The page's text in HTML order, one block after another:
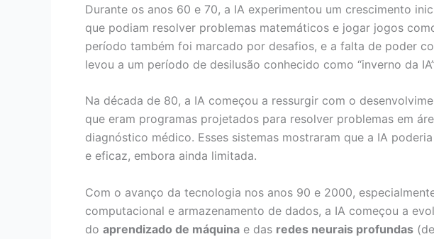
Durante os anos 60 e 70, a IA experimentou um crescimento
que podiam resolver problemas matemáticos e jogar jogos
período também foi marcado por desafios, e a falta de poder
levou a um período de desilusão conhecido como “inverno da
Na década de 80, a IA começou a ressurgir com o
que eram programas projetados para resolver problemas em
diagnóstico médico. Esses sistemas mostraram que a IA
e eficaz, embora ainda limitada.
Com o avanço da tecnologia nos anos 90 e 2000,
computacional e armazenamento de dados, a IA começou a
do aprendizado de máquina e das redes neurais profundas